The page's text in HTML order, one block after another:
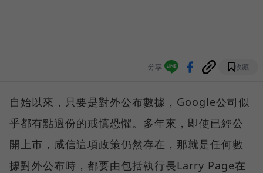
分享 收藏
自始以來，只要是對外公布數據，Google公司似
乎都有點過份的戒慎恐懼。多年來，即使已經公
開上市，咸信這項政策仍然存在，那就是任何數
據對外公布時，都要由包括執行長Larry Page在